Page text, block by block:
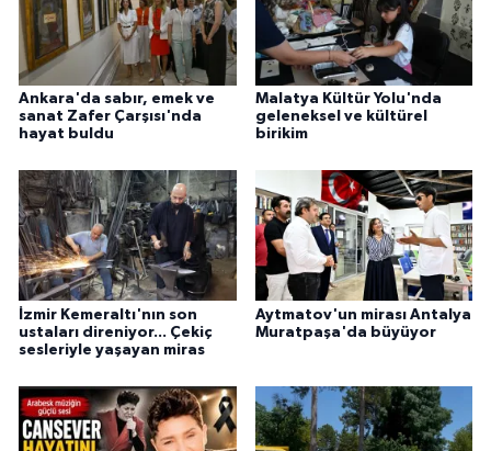
Ankara'da sabır, emek ve
sanat Zafer Çarşısı'nda
hayat buldu
Malatya Kültür Yolu'nda
geleneksel ve kültürel
birikim
İzmir Kemeraltı'nın son
ustaları direniyor... Çekiç
sesleriyle yaşayan miras
Aytmatov'un mirası Antalya
Muratpaşa'da büyüyor